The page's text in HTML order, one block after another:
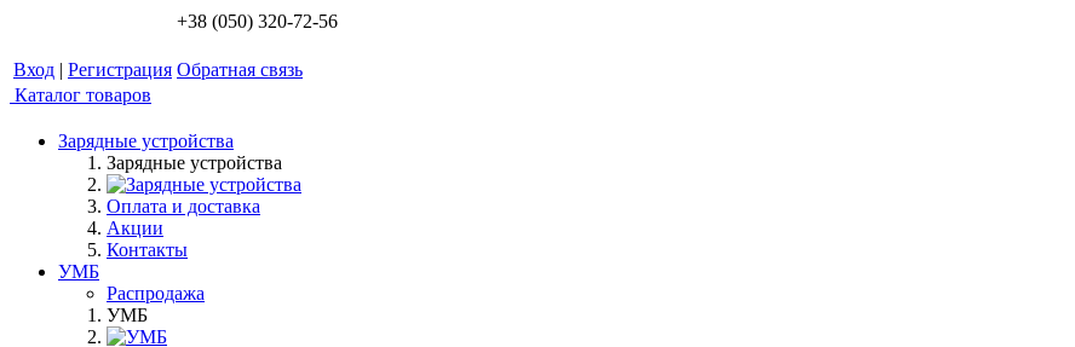
+38 (050) 320-72-56
Вход | Регистрация Обратная связь
Каталог товаров
Зарядные устройства
Зарядные устройства
Оплата и доставка
Акции
Контакты
УМБ
Распродажа
УМБ